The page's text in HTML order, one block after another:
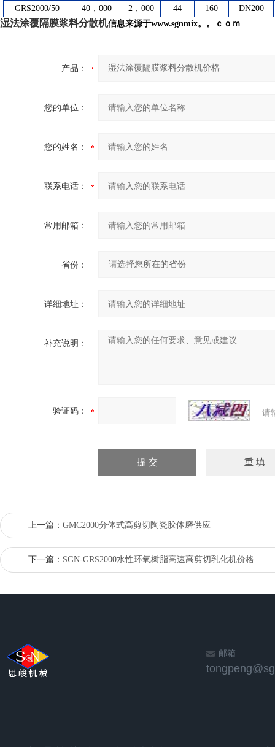
GRS2000/50
40，000 2，000 44 160 DN200
湿法涂覆隔膜浆料分散机信息来源于www.sgnmix。。ｃｏｍ
产品：
您的单位：
您的姓名：
联系电话：
常用邮箱：
省份：
详细地址：
补充说明：
验证码： 请
上一篇： GMC2000分体式高剪切陶瓷胶体磨供应
下一篇： SGN-GRS2000水性环氧树脂高速高剪切乳化机价格
邮箱